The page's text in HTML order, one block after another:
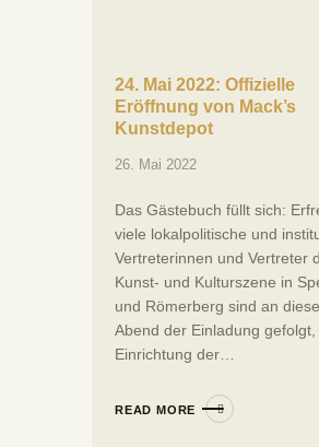
24. Mai 2022: Offizielle
Eröffnung von Mack’s
Kunstdepot
26. Mai 2022
Das Gästebuch füllt sich:
viele lokalpolitische und
Vertreterinnen und Vertreter
Kunst- und Kulturszene in
und Römerberg sind an
Abend der Einladung gefolgt,
Einrichtung der…
READ MORE